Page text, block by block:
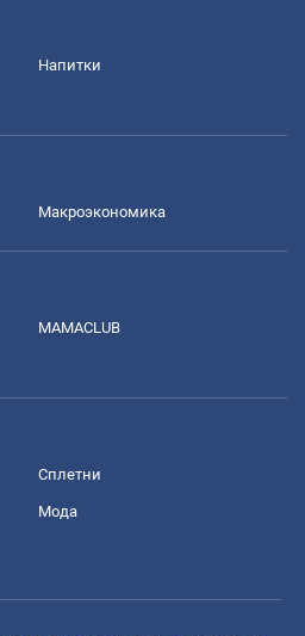
Напитки
Mакроэкономика
MAMACLUB
Сплетни
Мода